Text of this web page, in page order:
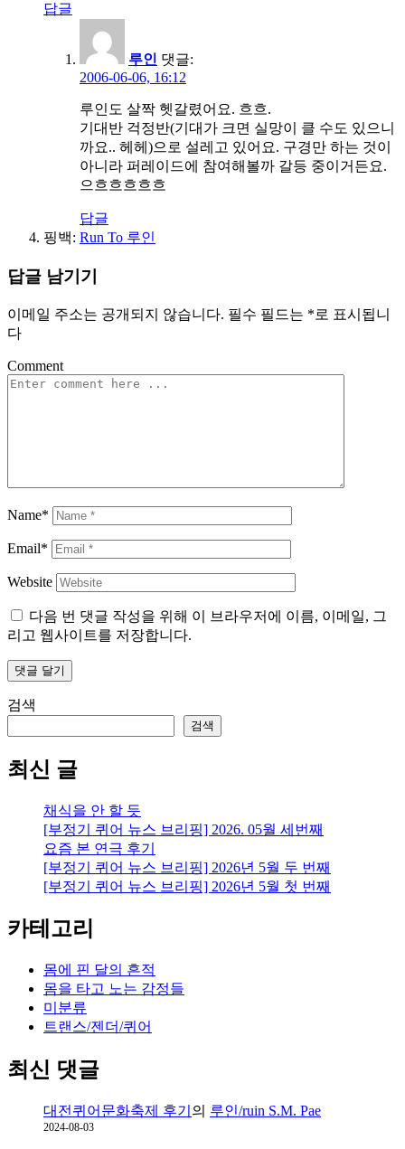
답글
루인 댓글:
2006-06-06, 16:12
루인도 살짝 헷갈렸어요. 흐흐.
기대반 걱정반(기대가 크면 실망이 클 수도 있으니
까요.. 헤헤)으로 설레고 있어요. 구경만 하는 것이
아니라 퍼레이드에 참여해볼까 갈등 중이거든요.
으흐흐흐흐흐
답글
핑백: Run To 루인
답글 남기기
이메일 주소는 공개되지 않습니다. 필수 필드는 *로 표시됩니
다
Comment
Name*
Email*
Website
다음 번 댓글 작성을 위해 이 브라우저에 이름, 이메일, 그
리고 웹사이트를 저장합니다.
검색
검색
최신 글
채식을 안 할 듯
[부정기 퀴어 뉴스 브리핑] 2026. 05월 세번째
요즘 본 연극 후기
[부정기 퀴어 뉴스 브리핑] 2026년 5월 두 번째
[부정기 퀴어 뉴스 브리핑] 2026년 5월 첫 번째
카테고리
몸에 핀 달의 흔적
몸을 타고 노는 감정들
미분류
트랜스/젠더/퀴어
최신 댓글
대전퀴어문화축제 후기 의 루인/ruin S.M. Pae
2024-08-03